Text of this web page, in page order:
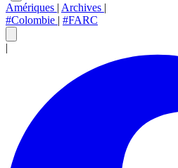
Amériques | Archives |
#Colombie | #FARC
|